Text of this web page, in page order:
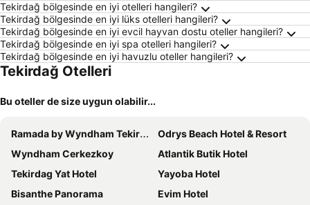
Tekirdağ bölgesinde en iyi otelleri hangileri?
Tekirdağ bölgesinde en iyi lüks otelleri hangileri?
Tekirdağ bölgesinde en iyi evcil hayvan dostu oteller hangileri?
Tekirdağ bölgesinde en iyi spa otelleri hangileri?
Tekirdağ bölgesinde en iyi havuzlu oteller hangileri?
Tekirdağ Otelleri
Bu oteller de size uygun olabilir...
Ramada by Wyndham Tekirdag
Odrys Beach Hotel & Resort
Wyndham Cerkezkoy
Atlantik Butik Hotel
Tekirdag Yat Hotel
Yayoba Hotel
Bisanthe Panorama
Evim Hotel